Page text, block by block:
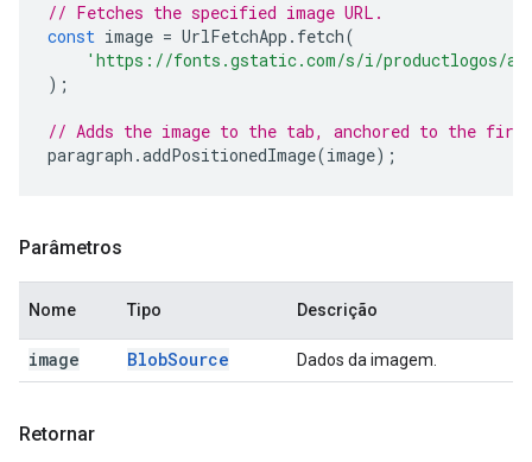
// Fetches the specified image URL.
const image = UrlFetchApp . fetch(
'https://fonts.gstatic.com/s/i/productlogos/
);
// Adds the image to the tab, anchored to the first
paragraph .addPositionedImage(image);
Parâmetros
Nome Tipo Descrição
image BlobSource Dados da imagem.
Retornar